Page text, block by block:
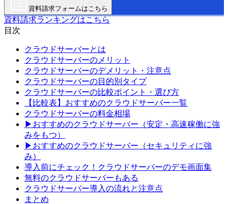
資料請求フォームはこちら
資料請求ランキングはこちら
目次
クラウドサーバーとは
クラウドサーバーのメリット
クラウドサーバーのデメリット・注意点
クラウドサーバーの目的別タイプ
クラウドサーバーの比較ポイント・選び方
【比較表】おすすめのクラウドサーバー一覧
クラウドサーバーの料金相場
▶おすすめのクラウドサーバー（安定・高速稼働に強
みをもつ）
▶おすすめのクラウドサーバー（セキュリティに強
み）
導入前にチェック！クラウドサーバーのデモ画面集
無料のクラウドサーバーもある
クラウドサーバー導入の流れと注意点
まとめ